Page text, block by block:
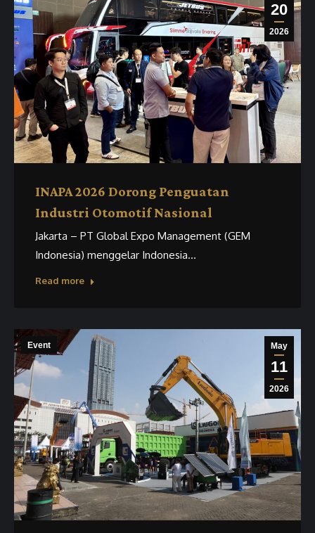
20
2026
INAPA 2026 Dorong Penguatan
Industri Otomotif Nasional
Jakarta – PT Global Expo Management (GEM
Indonesia) menggelar Indonesia…
Read more
May
11
2026
Event